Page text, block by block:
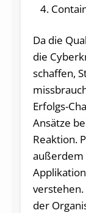
Da die
die
schaffen,
Erfolgs-
Ansätze
Reaktion.
außerdem
verstehen.
der